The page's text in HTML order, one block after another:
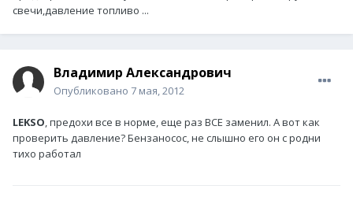
свечи,давление топливо ...
Владимир Александрович
Опубликовано 7 мая, 2012
LEKSO, предохи все в норме, еще раз ВСЕ заменил. А вот как
проверить давление? Бензаносос, не слышно его он с родни
тихо работал